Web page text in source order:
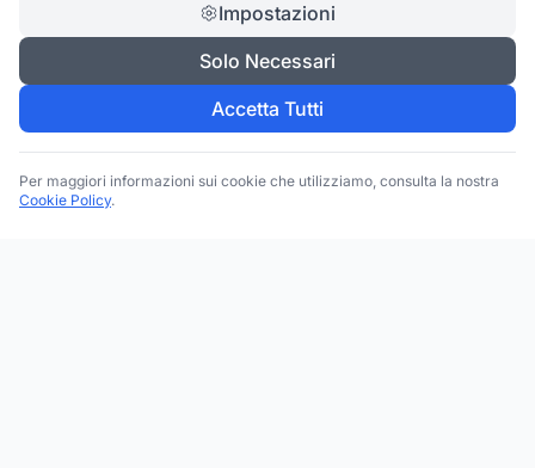
Impostazioni
Solo Necessari
Accetta Tutti
Per maggiori informazioni sui cookie che utilizziamo, consulta la nostra
Cookie Policy.